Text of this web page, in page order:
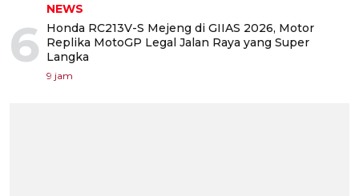
6
NEWS
Honda RC213V-S Mejeng di GIIAS 2026, Motor
Replika MotoGP Legal Jalan Raya yang Super
Langka
9 jam